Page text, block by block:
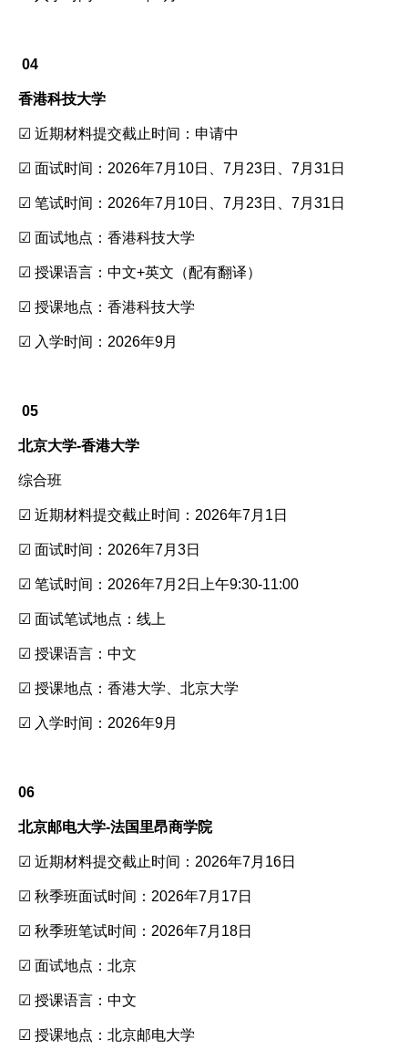
04
香港科技大学
☑ 近期材料提交截止时间：申请中
☑ 面试时间：2026年7月10日、7月23日、7月31日
☑ 笔试时间：2026年7月10日、7月23日、7月31日
☑ 面试地点：香港科技大学
☑ 授课语言：中文+英文（配有翻译）
☑ 授课地点：香港科技大学
☑ 入学时间：2026年9月
05
北京大学-香港大学
综合班
☑ 近期材料提交截止时间：2026年7月1日
☑ 面试时间：2026年7月3日
☑ 笔试时间：2026年7月2日上午9:30-11:00
☑ 面试笔试地点：线上
☑ 授课语言：中文
☑ 授课地点：香港大学、北京大学
☑ 入学时间：2026年9月
06
北京邮电大学-法国里昂商学院
☑ 近期材料提交截止时间：2026年7月16日
☑ 秋季班面试时间：2026年7月17日
☑ 秋季班笔试时间：2026年7月18日
☑ 面试地点：北京
☑ 授课语言：中文
☑ 授课地点：北京邮电大学